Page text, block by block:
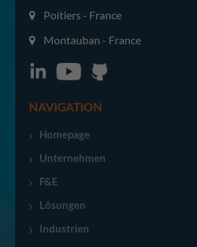
Poitiers - France
Montauban - France
NAVIGATION
Homepage
Unternehmen
F&E
Lösungen
Industrien